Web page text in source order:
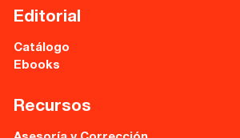
Dónde estamos
Sede central:
28014 Madrid
info@fuentetajaliteraria.com
Editorial
Catálogo
Ebooks
Recursos